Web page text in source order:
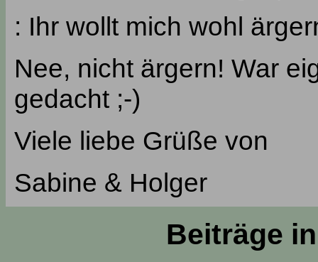
: Ihr wollt mich wohl
Nee, nicht ärgern! War
gedacht ;-)
Viele liebe Grüße von
Sabine & Holger
Beiträge